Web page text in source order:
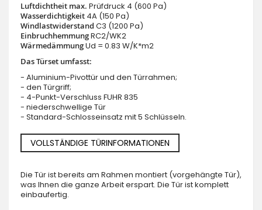
Luftdichtheit max. Prüfdruck 4 (600 Pa)
Wasserdichtigkeit 4A (150 Pa)
Windlastwiderstand C3 (1200 Pa)
EinbruchhemmungRC2/WK2
WärmedämmungUd = 0.83 W/K*m2
Das Türset umfasst:
- Aluminium-Pivottür und den Türrahmen;
- den Türgriff;
- 4-Punkt-Verschluss FUHR 835
- niederschwellige Tür
- Standard-Schlosseinsatz mit 5 Schlüsseln.
VOLLSTÄNDIGE TÜRINFORMATIONEN
Die Tür ist bereits am Rahmen montiert (vorgehängte Tür),
was Ihnen die ganze Arbeit erspart. Die Tür ist komplett
einbaufertig.